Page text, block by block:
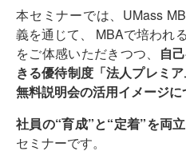
本セミナーでは、UMass
義を通じて、 MBAで培われ
をご体感いただきつつ、
自
きる優待制度「法人プレミ
無料説明会の活用イメージ
社員の“育成”と“定着”を両
セミナーです。